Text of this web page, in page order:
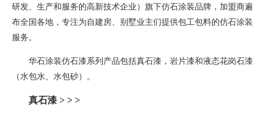
研发、生产和服务的高新技术企业）旗下仿石涂装品牌 ， 加盟商遍
布全国各地，专注为自建房、别墅业主们提供包工包料的仿石涂装
服务。
华石涂装仿石漆系列产品包括真石漆，岩片漆和液态花岗石漆
（水包水、水包砂）。
真石漆 > > >